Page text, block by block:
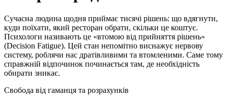
Сучасна людина щодня приймає тисячі рішень: що вдягнути,
куди поїхати, який ресторан обрати, скільки це коштує.
Психологи називають це «втомою від прийняття рішень»
(Decision Fatigue). Цей стан непомітно виснажує нервову
систему, роблячи нас дратівливими та втомленими. Саме тому
справжній відпочинок починається там, де необхідність
обирати зникає.
Свобода від гаманця та розрахунків